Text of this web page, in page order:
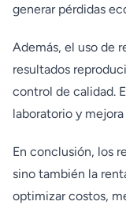
generar pérdidas
Además, el uso de
resultados
control de calidad.
laboratorio y
En conclusión, los
sino también la
optimizar costos,